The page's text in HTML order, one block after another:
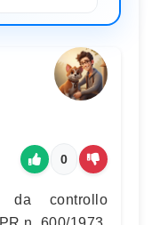
0
da controllo